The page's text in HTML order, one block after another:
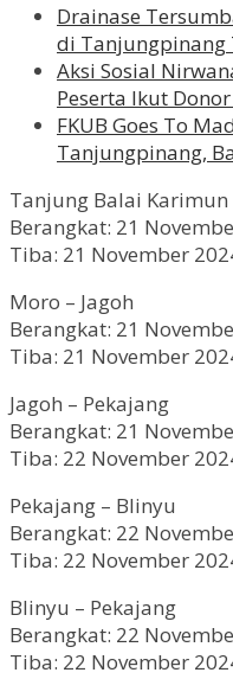
Drainase
di Tanjungpinang
Aksi Sosial
Peserta Ikut
FKUB Goes To
Tanjungpinang,
Tanjung Balai Karimun
Berangkat: 21
Tiba: 21 November
Moro – Jagoh
Berangkat: 21
Tiba: 21 November
Jagoh – Pekajang
Berangkat: 21
Tiba: 22 November
Pekajang – Blinyu
Berangkat: 22
Tiba: 22 November
Blinyu – Pekajang
Berangkat: 22
Tiba: 22 November